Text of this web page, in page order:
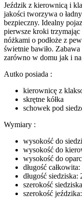
Jeździk z kierownicą i
jakości tworzywa o
bezpieczny. Idealny
pierwsze kroki trzymając
nóżkami o podłoże z
świetnie bawiło.
zarówno w domu jak i
Autko posiada :
kierownicę z
skrętne kółka
schowek pod
Wymiary :
wysokość do
wysokość do
wysokość do
długość
długość siedziska:
szerokość
szerokość